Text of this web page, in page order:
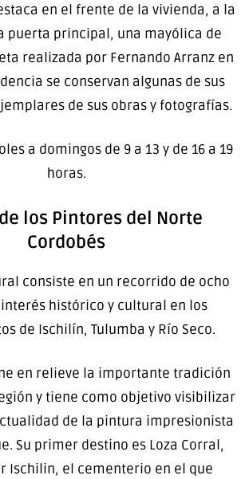
en el frente de la vivienda, a la
puerta principal, una mayólica de
realizada por Fernando Arranz en
se conservan algunas de sus
de sus obras y fotografías.
a domingos de 9 a 13 y de 16 a 19
horas.
los Pintores del Norte
Cordobés
consiste en un recorrido de ocho
histórico y cultural en los
de Ischilín, Tulumba y Río Seco.
en relieve la importante tradición
y tiene como objetivo visibilizar
de la pintura impresionista
Su primer destino es Loza Corral,
Ischilin, el cementerio en el que